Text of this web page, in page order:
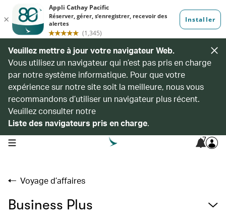
Veuillez mettre à jour votre navigateur Web.
Vous utilisez un navigateur qui n’est pas pris en charge
par notre système informatique. Pour que votre
expérience sur notre site soit la meilleure, nous vous
recommandons d’utiliser un navigateur plus récent.
Veuillez consulter notre
Liste des navigateurs pris en charge.
open navigation menu 7
Voyage d’affaires
Business Plus